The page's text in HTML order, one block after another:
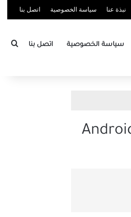
نبذة عنا سياسة الخصوصية اتصل بنا
سياسة الخصوصية اتصل بنا